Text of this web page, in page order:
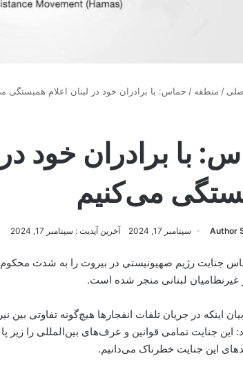
/ منطقه / حماس: با برادران خود در لبنان اعلام همبستگی
با برادران خود در
می‌کنیم
Author سپتامبر 17, 2024 آخرین آپدیت : سپتامبر 17, 2024
جنایت رژیم صهیونیستی در بیروت را به شدت محکوم
لبنانی منجر شده است.
اینکه در جریان تلفات انفجارها هیچ‌گونه تفاوتی
این جنایت تمامی قوانین و عرف‌های بین‌المللی را زیر
این جنایت خطرناک می‌دانیم.